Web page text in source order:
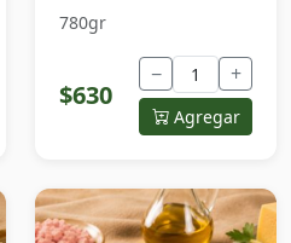
780gr
$630
− +
Agregar